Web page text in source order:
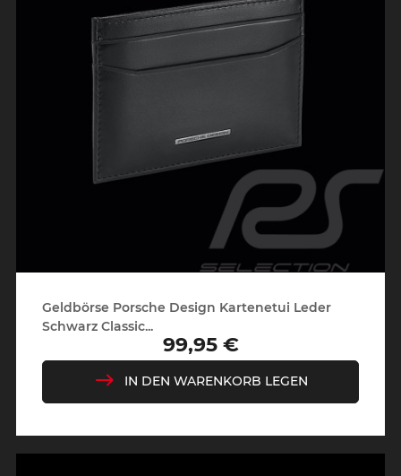
Geldbörse Porsche Design Kartenetui Leder
Schwarz Classic...
Preis
99,95 €
IN DEN WARENKORB LEGEN